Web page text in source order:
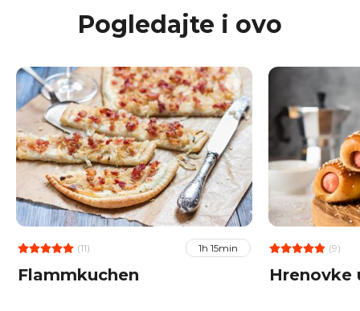
Pogledajte i ovo
(11) 1h 15min
Flammkuchen
(9)
Hrenovke